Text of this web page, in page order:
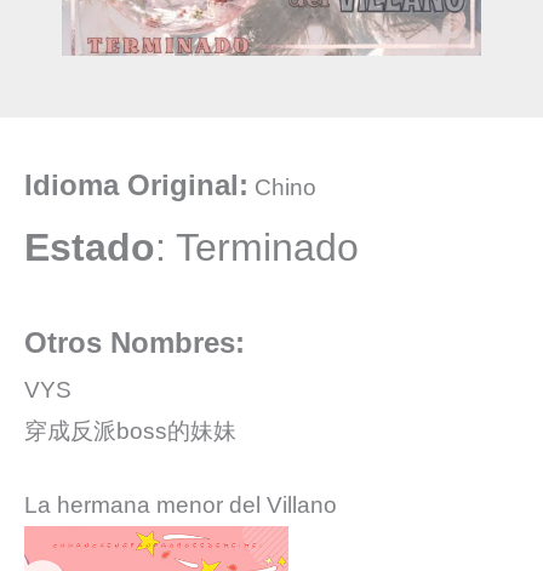
Idioma Original: Chino
Estado: Terminado
Otros Nombres:
VYS
穿成反派boss的妹妹
La hermana menor del Villano